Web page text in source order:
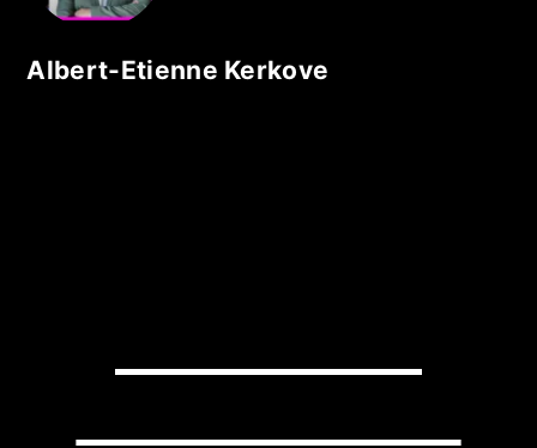
Albert-Etienne Kerkove